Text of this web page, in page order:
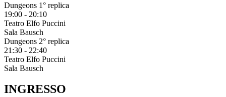
Dungeons 1° replica
19:00 - 20:10
Teatro Elfo Puccini
Sala Bausch
Dungeons 2° replica
21:30 - 22:40
Teatro Elfo Puccini
Sala Bausch
INGRESSO